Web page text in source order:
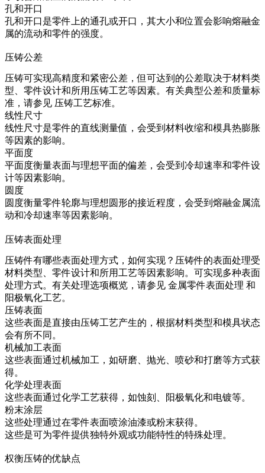
孔和开口
孔和开口是零件上的通孔或开口，其大小和位置会影响熔融金
属的流动和零件的强度。
压铸公差
压铸可实现高精度和紧密公差，但可达到的公差取决于材料类
型、零件设计和所用压铸工艺等因素。有关典型公差和质量标
准，请参见 压铸工艺标准。
线性尺寸
线性尺寸是零件的直线测量值，会受到材料收缩和模具热膨胀
等因素的影响。
平面度
平面度衡量表面与理想平面的偏差，会受到冷却速率和零件设
计等因素影响。
圆度
圆度衡量零件轮廓与理想圆形的接近程度，会受到熔融金属流
动和冷却速率等因素影响。
压铸表面处理
压铸件有哪些表面处理方式，如何实现？压铸件的表面处理受
材料类型、零件设计和所用工艺等因素影响。可实现多种表面
处理方式。有关处理选项概览，请参见 金属零件表面处理 和
阳极氧化工艺。
压铸表面
这些表面是直接由压铸工艺产生的，根据材料类型和模具状态
会有所不同。
机械加工表面
这些表面通过机械加工，如研磨、抛光、喷砂和打磨等方式获
得。
化学处理表面
这些表面通过化学工艺获得，如蚀刻、阳极氧化和电镀等。
粉末涂层
这些处理通过在零件表面喷涂油漆或粉末获得。
这些是可为零件提供独特外观或功能特性的特殊处理。
权衡压铸的优缺点